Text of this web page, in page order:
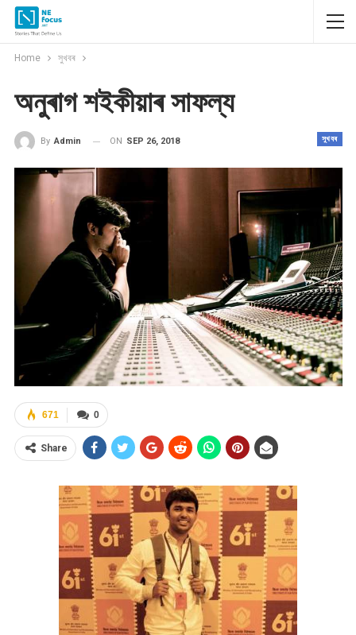
Home সুখবৰ
অনুৰাগ শইকীয়াৰ সাফল্য
সুখবৰ
By Admin ON SEP 26, 2018
0
671
Share